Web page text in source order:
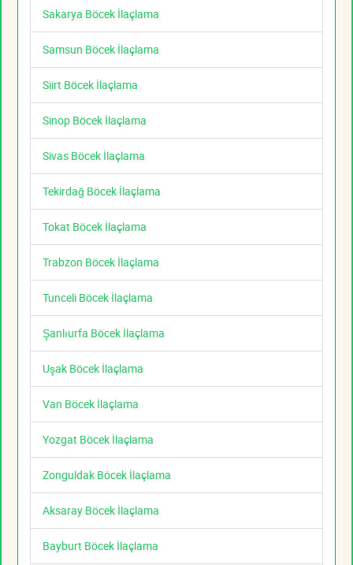
Sakarya Böcek İlaçlama
Samsun Böcek İlaçlama
Siirt Böcek İlaçlama
Sinop Böcek İlaçlama
Sivas Böcek İlaçlama
Tekirdağ Böcek İlaçlama
Tokat Böcek İlaçlama
Trabzon Böcek İlaçlama
Tunceli Böcek İlaçlama
Şanlıurfa Böcek İlaçlama
Uşak Böcek İlaçlama
Van Böcek İlaçlama
Yozgat Böcek İlaçlama
Zonguldak Böcek İlaçlama
Aksaray Böcek İlaçlama
Bayburt Böcek İlaçlama